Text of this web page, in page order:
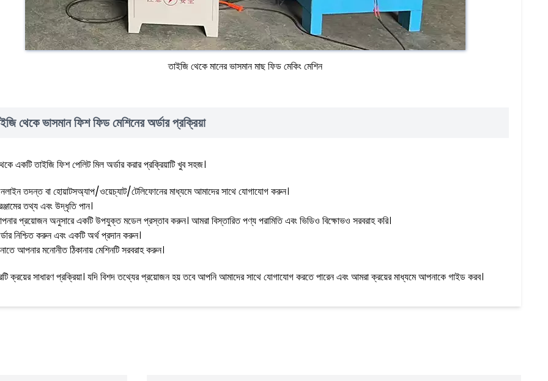
তাইজি থেকে মানের ভাসমান মাছ ফিড মেকিং মেশিন
থেকে ভাসমান ফিশ ফিড মেশিনের অর্ডার প্রক্রিয়া
একটি তাইজি ফিশ পেলিট মিল অর্ডার করার প্রক্রিয়াটি খুব সহজ।
তদন্ত বা হোয়াটসঅ্যাপ/ওয়েচ্যাট/টেলিফোনের মাধ্যমে আমাদের সাথে যোগাযোগ করুন।
তথ্য এবং উদ্ধৃতি পান।
প্রয়োজন অনুসারে একটি উপযুক্ত মডেল প্রস্তাব করুন। আমরা বিস্তারিত পণ্য পরামিতি এবং ভিডিও বিক্ষোভও সরবরাহ করি।
নিশ্চিত করুন এবং একটি অর্থ প্রদান করুন।
আপনার মনোনীত ঠিকানায় মেশিনটি সরবরাহ করুন।
ক্রয়ের সাধারণ প্রক্রিয়া। যদি বিশদ তথ্যের প্রয়োজন হয় তবে আপনি আমাদের সাথে যোগাযোগ করতে পারেন এবং আমরা ক্রয়ের মাধ্যমে আপনাকে গাইড করব।